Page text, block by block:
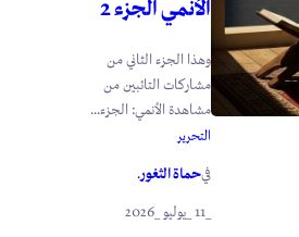
الأنمي الجزء 2
وهذا الجزء الثاني من
مشاركات التائبين من
مشاهدة الأنمي: الجزء...
التحرير
فيحماة الثغور.
_11 _يوليو _2026